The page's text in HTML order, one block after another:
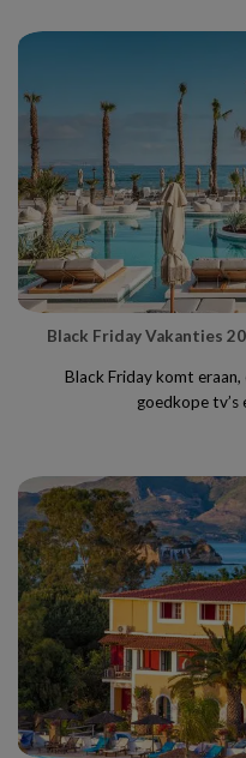
Black Friday Vakanties
Black Friday komt
goedkope tv’s